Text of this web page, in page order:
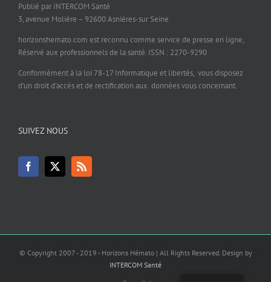
Publié par INTERCOM Santé
3, avenue Molière – 92600 Asnières-sur Seine
horizonshemato.com est reconnu comme service de presse en ligne,
Réservé aux professionnels de la santé. ISSN : 2270-9290
Conformément à la loi 78-17 Informatique et libertés, vous disposez
d’un droit d’accès et de rectification aux données vous concernant.
SUIVEZ NOUS
© Copyright 2007 - 2019 - Horizons Hémato | All Rights Reserved. Design by
INTERCOM Santé